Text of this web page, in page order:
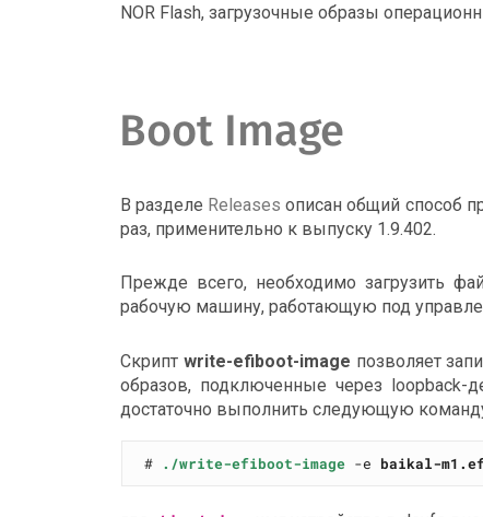
NOR Flash, загрузочные образы
Boot Image
В разделе Releases описан общий способ
раз, применительно к выпуску 1.9.402.
Прежде всего, необходимо загрузить
рабочую машину, работающую под
Скрипт write-efiboot-image позволяет
образов, подключенные через loopback-
достаточно выполнить следующую
# ./write-efiboot-image -e baikal-